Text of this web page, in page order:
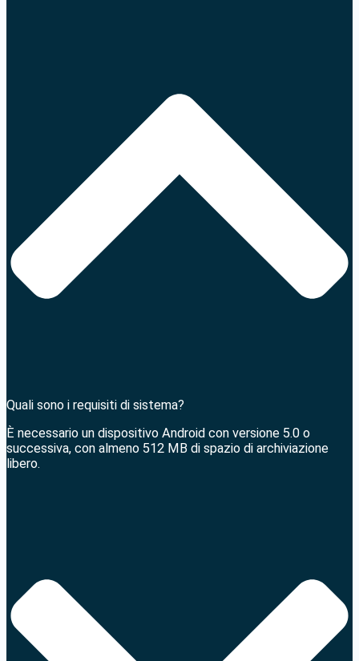
Quali sono i requisiti di sistema?
È necessario un dispositivo Android con versione 5.0 o
successiva, con almeno 512 MB di spazio di archiviazione
libero.